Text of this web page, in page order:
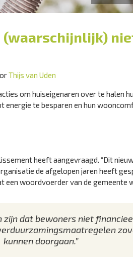
Thijs van Uden
om huiseigenaren over te halen
energie te besparen en hun
heeft aangevraagd. “Dit
de afgelopen jaren heeft
een woordvoerder van de gemeente
zijn dat bewoners niet
kunnen doorgaan.”